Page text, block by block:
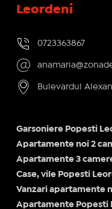
Leordeni
0723363867
Bulevardul
Garsoniere Popesti
Apartamente noi 2
Apartamente 3
Case, vile Popesti
Vanzari apartamente
Apartamente Popesti